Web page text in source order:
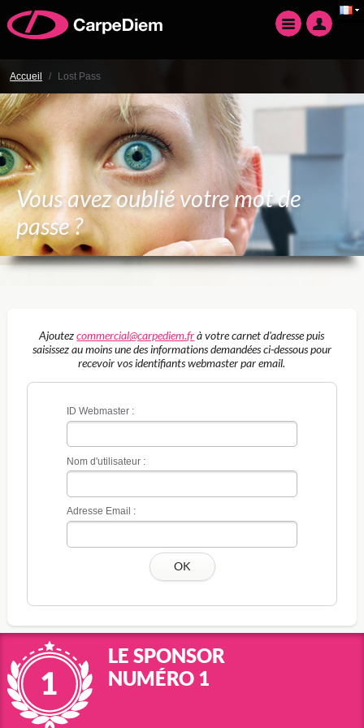
Accueil / Lost Pass
Vous avez oublié votre mot de
passe ?
Ajoutezcommercial@carpediem.frà votre carnet d'adresse puis
saisissez au moins une des informations demandées ci-dessous pour
recevoir vos identifiants webmaster par email.
ID Webmaster :
Nom d'utilisateur :
Adresse Email :
OK
LE SPONSOR
NUMÉRO 1